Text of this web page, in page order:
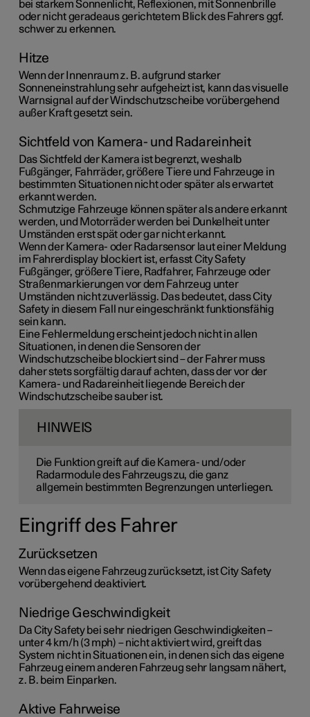
bei starkem Sonnenlicht, Reflexionen, mit Sonnenbrille
oder nicht geradeaus gerichtetem Blick des Fahrers ggf.
schwer zu erkennen.
Hitze
Wenn der Innenraum z. B. aufgrund starker
Sonneneinstrahlung sehr aufgeheizt ist, kann das visuelle
Warnsignal auf der Windschutzscheibe vorübergehend
außer Kraft gesetzt sein.
Sichtfeld von Kamera- und Radareinheit
Das Sichtfeld der Kamera ist begrenzt, weshalb
Fußgänger, Fahrräder, größere Tiere und Fahrzeuge in
bestimmten Situationen nicht oder später als erwartet
erkannt werden.
Schmutzige Fahrzeuge können später als andere erkannt
werden, und Motorräder werden bei Dunkelheit unter
Umständen erst spät oder gar nicht erkannt.
Wenn der Kamera- oder Radarsensor laut einer Meldung
im Fahrerdisplay blockiert ist, erfasst City Safety
Fußgänger, größere Tiere, Radfahrer, Fahrzeuge oder
Straßenmarkierungen vor dem Fahrzeug unter
Umständen nicht zuverlässig. Das bedeutet, dass City
Safety in diesem Fall nur eingeschränkt funktionsfähig
sein kann.
Eine Fehlermeldung erscheint jedoch nicht in allen
Situationen, in denen die Sensoren der
Windschutzscheibe blockiert sind – der Fahrer muss
daher stets sorgfältig darauf achten, dass der vor der
Kamera- und Radareinheit liegende Bereich der
Windschutzscheibe sauber ist.
HINWEIS
Die Funktion greift auf die Kamera- und/oder
Radarmodule des Fahrzeugs zu, die ganz
allgemein bestimmten Begrenzungen unterliegen.
Eingriff des Fahrer
Zurücksetzen
Wenn das eigene Fahrzeug zurücksetzt, ist City Safety
vorübergehend deaktiviert.
Niedrige Geschwindigkeit
Da City Safety bei sehr niedrigen Geschwindigkeiten –
unter 4 km/h (3 mph) – nicht aktiviert wird, greift das
System nicht in Situationen ein, in denen sich das eigene
Fahrzeug einem anderen Fahrzeug sehr langsam nähert,
z. B. beim Einparken.
Aktive Fahrweise